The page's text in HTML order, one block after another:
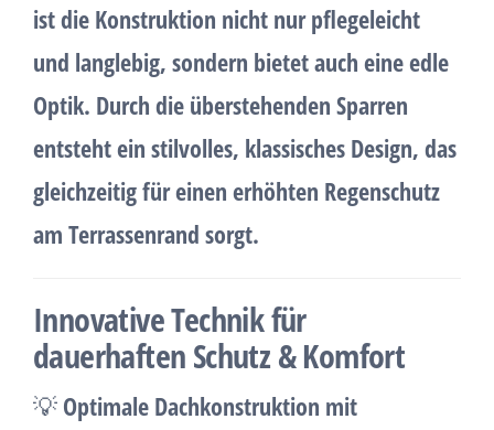
ist die Konstruktion nicht nur pflegeleicht
und langlebig, sondern bietet auch eine edle
Optik. Durch die überstehenden Sparren
entsteht ein stilvolles, klassisches Design, das
gleichzeitig für einen erhöhten Regenschutz
am Terrassenrand sorgt.
Innovative Technik für
dauerhaften Schutz & Komfort
💡 Optimale Dachkonstruktion mit